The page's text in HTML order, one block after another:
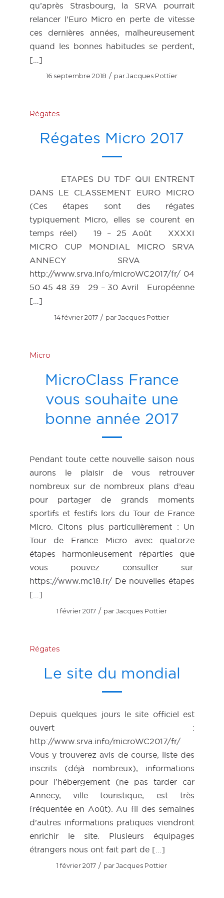
qu’après Strasbourg, la SRVA pourrait
relancer l’Euro Micro en perte de vitesse
ces dernières années, malheureusement
quand les bonnes habitudes se perdent,
[…]
16 septembre 2018 / parJacques Pottier
Régates
Régates Micro 2017
ETAPES DU TDF QUI ENTRENT
DANS LE CLASSEMENT EURO MICRO
(Ces étapes sont des régates
typiquement Micro, elles se courent en
temps réel) 19 – 25 Août XXXXI
MICRO CUP MONDIAL MICRO SRVA
ANNECY SRVA
http://www.srva.info/microWC2017/fr/ 04
50 45 48 39 29 – 30 Avril Européenne
[…]
14 février 2017 / parJacques Pottier
Micro
MicroClass France
vous souhaite une
bonne année 2017
Pendant toute cette nouvelle saison nous
aurons le plaisir de vous retrouver
nombreux sur de nombreux plans d’eau
pour partager de grands moments
sportifs et festifs lors du Tour de France
Micro. Citons plus particulièrement : Un
Tour de France Micro avec quatorze
étapes harmonieusement réparties que
vous pouvez consulter sur.
https://www.mc18.fr/ De nouvelles étapes
[…]
1 février 2017 / parJacques Pottier
Régates
Le site du mondial
Depuis quelques jours le site officiel est
ouvert :
http://www.srva.info/microWC2017/fr/
Vous y trouverez avis de course, liste des
inscrits (déjà nombreux), informations
pour l’hébergement (ne pas tarder car
Annecy, ville touristique, est très
fréquentée en Août). Au fil des semaines
d’autres informations pratiques viendront
enrichir le site. Plusieurs équipages
étrangers nous ont fait part de […]
1 février 2017 / parJacques Pottier